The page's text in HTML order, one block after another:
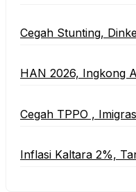
Cegah Stunting,
HAN 2026, Ingkong
Cegah TPPO ,
Inflasi Kaltara 2%,